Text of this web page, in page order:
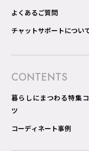
よくあるご質問
チャットサポートについ
CONTENTS
暮らしにまつわる特集
ツ
コーディネート事例